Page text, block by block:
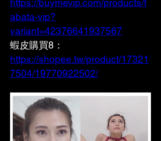
https://buymevip.com/products/t
abata-vip?
variant=42376641937567
https://shopee.tw/product/17321
7504/19770922502/